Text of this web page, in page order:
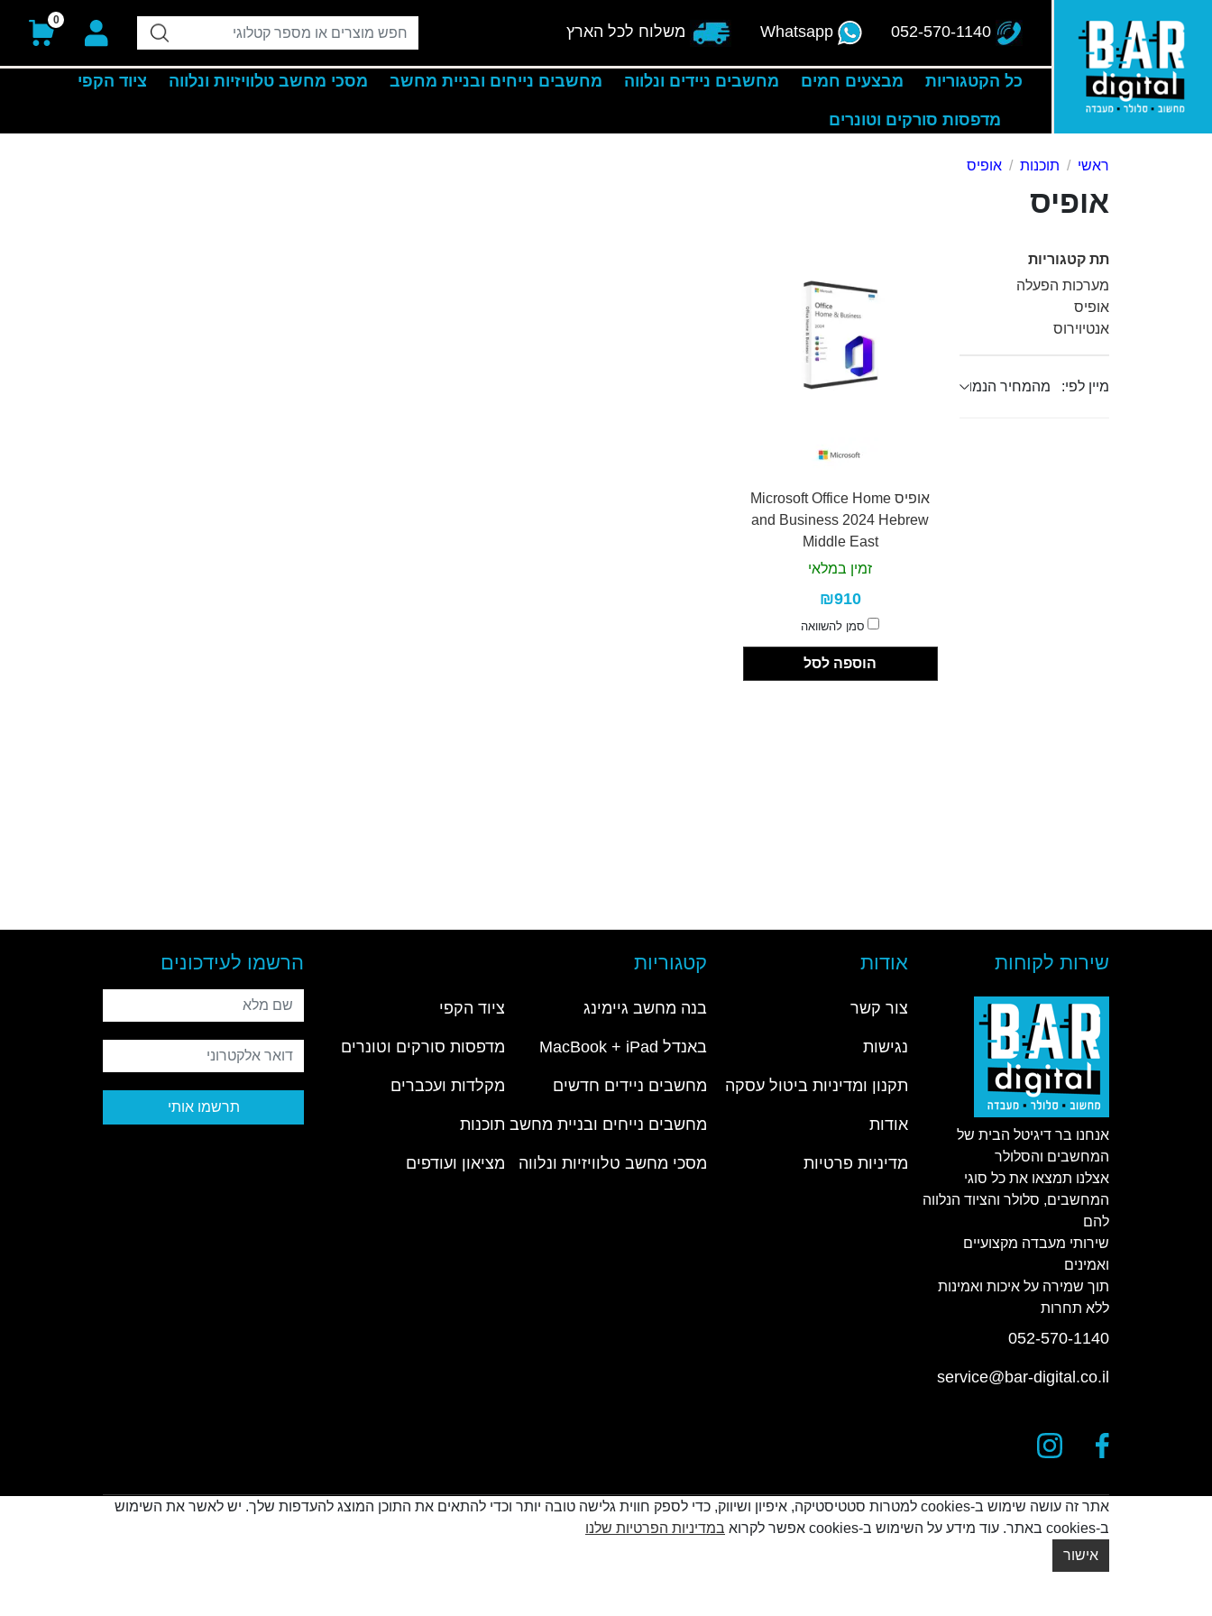
052-570-1140
Whatsapp משלוח לכל הארץ
0
כל הקטגוריות מבצעים חמים מחשבים ניידים ונלווה מחשבים נייחים ובניית מחשב מסכי מחשב טלוויזיות ונלווה ציוד הקפי
מדפסות סורקים וטונרים
ראשי תוכנות אופיס
אופיס
תת קטגוריות
מערכות הפעלה
אופיס
אנטיוירוס
מיין לפי:
אופיס Microsoft Office Home
and Business 2024 Hebrew
Middle East
זמין במלאי
₪910
סמן להשוואה
הוספה לסל
שירות לקוחות
אנחנו בר דיגיטל הבית של
המחשבים והסלולר
אצלנו תמצאו את כל סוגי
המחשבים, סלולר והציוד הנלווה
להם
שירותי מעבדה מקצועיים
ואמינים
תוך שמירה על איכות ואמינות
ללא תחרות
052-570-1140
service@bar-digital.co.il
אודות
צור קשר
נגישות
תקנון ומדיניות ביטול עסקה
אודות
מדיניות פרטיות
קטגוריות
בנה מחשב גיימינג
באנדל MacBook + iPad
מחשבים ניידים חדשים
מחשבים נייחים ובניית מחשב
מסכי מחשב טלוויזיות ונלווה
ציוד הקפי
מדפסות סורקים וטונרים
מקלדות ועכברים
תוכנות
מציאון ועודפים
הרשמו לעידכונים
שם מלא
דואר אלקטרוני
תרשמו אותי
© כל הזכויות שמורות2026
אתר זה עושה שימוש ב-cookies למטרות סטטיסטיקה, איפיון ושיווק, כדי לספק חווית גלישה טובה יותר וכדי להתאים את התוכן המוצג להעדפות שלך. יש לאשר את השימוש
ב-cookies באתר. עוד מידע על השימוש ב-cookies אפשר לקרוא
במדיניות הפרטיות שלנו
אישור